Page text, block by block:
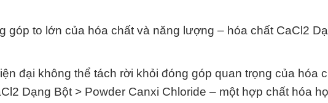
góp to lớn của hóa chất và năng lượng – hóa chất CaCl2
đại không thể tách rời khỏi đóng góp quan trọng của hóa
Dạng Bột > Powder Canxi Chloride – một hợp chất hóa